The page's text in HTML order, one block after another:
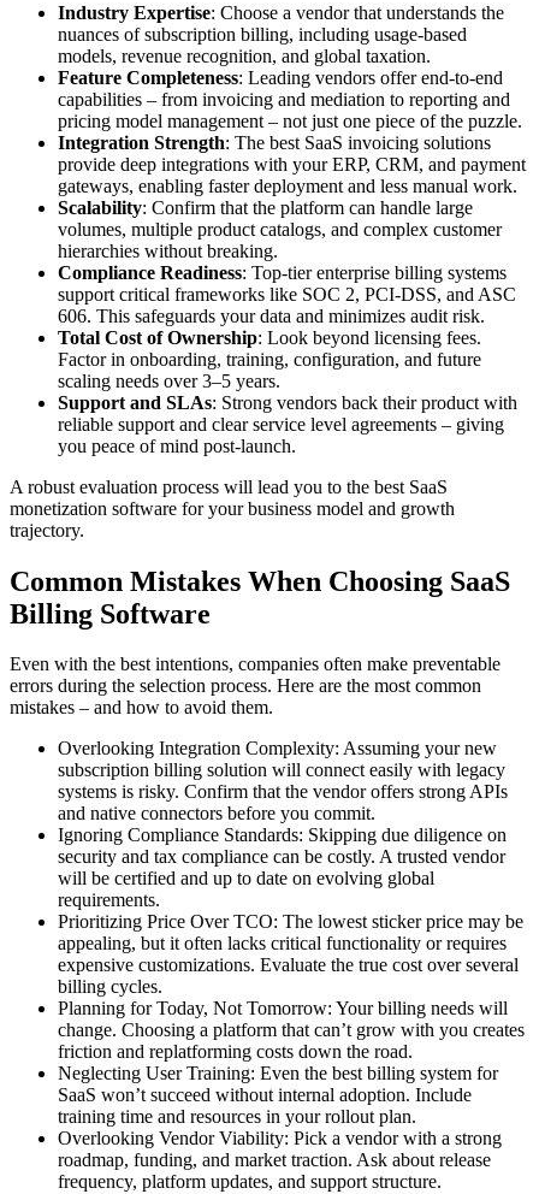
Industry Expertise: Choose a vendor that understands the
nuances of subscription billing, including usage-based
models, revenue recognition, and global taxation.
Feature Completeness: Leading vendors offer end-to-end
capabilities – from invoicing and mediation to reporting and
pricing model management – not just one piece of the puzzle.
Integration Strength: The best SaaS invoicing solutions
provide deep integrations with your ERP, CRM, and payment
gateways, enabling faster deployment and less manual work.
Scalability: Confirm that the platform can handle large
volumes, multiple product catalogs, and complex customer
hierarchies without breaking.
Compliance Readiness: Top-tier enterprise billing systems
support critical frameworks like SOC 2, PCI-DSS, and ASC
606. This safeguards your data and minimizes audit risk.
Total Cost of Ownership: Look beyond licensing fees.
Factor in onboarding, training, configuration, and future
scaling needs over 3–5 years.
Support and SLAs: Strong vendors back their product with
reliable support and clear service level agreements – giving
you peace of mind post-launch.
A robust evaluation process will lead you to the best SaaS
monetization software for your business model and growth
trajectory.
Common Mistakes When Choosing SaaS
Billing Software
Even with the best intentions, companies often make preventable
errors during the selection process. Here are the most common
mistakes – and how to avoid them.
Overlooking Integration Complexity: Assuming your new
subscription billing solution will connect easily with legacy
systems is risky. Confirm that the vendor offers strong APIs
and native connectors before you commit.
Ignoring Compliance Standards: Skipping due diligence on
security and tax compliance can be costly. A trusted vendor
will be certified and up to date on evolving global
requirements.
Prioritizing Price Over TCO: The lowest sticker price may be
appealing, but it often lacks critical functionality or requires
expensive customizations. Evaluate the true cost over several
billing cycles.
Planning for Today, Not Tomorrow: Your billing needs will
change. Choosing a platform that can’t grow with you creates
friction and replatforming costs down the road.
Neglecting User Training: Even the best billing system for
SaaS won’t succeed without internal adoption. Include
training time and resources in your rollout plan.
Overlooking Vendor Viability: Pick a vendor with a strong
roadmap, funding, and market traction. Ask about release
frequency, platform updates, and support structure.